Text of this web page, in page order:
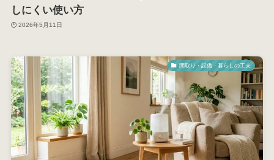
しにくい使い方
2026年5月11日
間取り・設備・暮らしの工夫